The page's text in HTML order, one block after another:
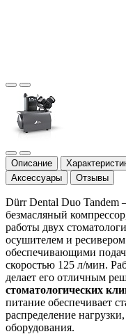
Описание
Аксессуары
Отзывы
Dürr Dental Duo
безмасляный
работы двух
осушителем и
обеспечивающими
скоростью 125 л/мин.
делает его отличным
стоматологических
питание обеспечивает
распределение
оборудования.